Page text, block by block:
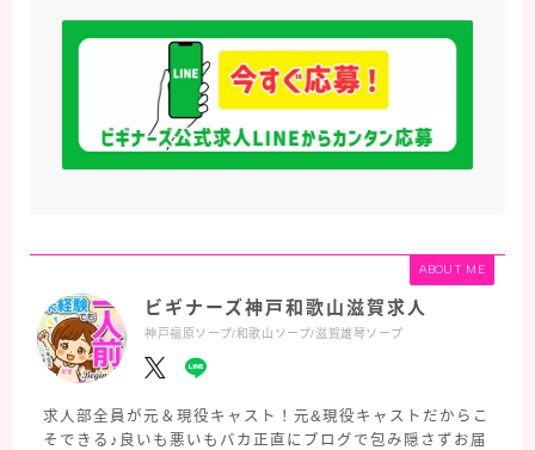
ABOUT ME
ビギナーズ神戸和歌山滋賀求人
神戸福原ソープ/和歌山ソープ/滋賀雄琴ソープ
求人部全員が元＆現役キャスト！元&現役キャストだからこ
そできる♪良いも悪いもバカ正直にブログで包み隠さずお届